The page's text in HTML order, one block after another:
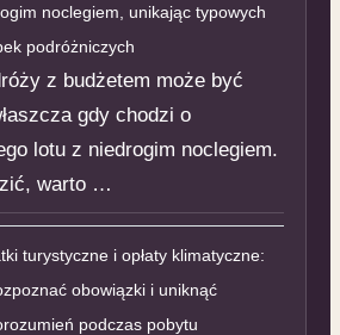
noclegiem, unikając typowych
podróżniczych
z budżetem może być
gdy chodzi o
lotu z niedrogim noclegiem.
warto …
turystyczne i opłaty klimatyczne:
obowiązki i uniknąć
podczas pobytu